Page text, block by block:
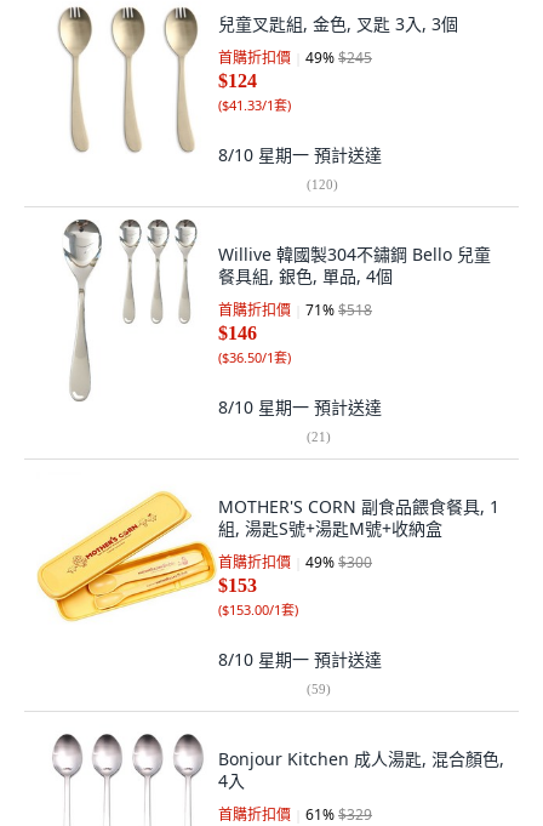
兒童叉匙組, 金色, 叉匙 3入, 3個
首購折扣價 49%$245
$124
($41.33/1套)
8/10 星期一 預計送達
(120)
Willive 韓國製304不鏽鋼 Bello 兒童
餐具組, 銀色, 單品, 4個
首購折扣價 71%$518
$146
($36.50/1套)
8/10 星期一 預計送達
(21)
MOTHER'S CORN 副食品餵食餐具, 1
組, 湯匙S號+湯匙M號+收納盒
首購折扣價 49%$300
$153
($153.00/1套)
8/10 星期一 預計送達
(59)
Bonjour Kitchen 成人湯匙, 混合顏色,
4入
首購折扣價 61%$329